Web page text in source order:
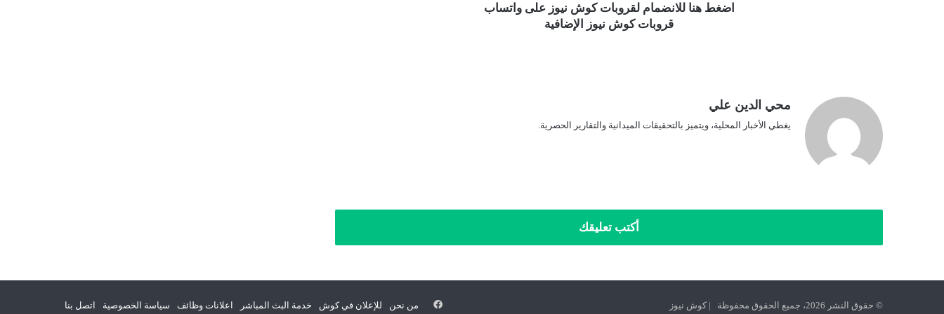
اضغط هنا للانضمام لقروبات كوش نيوز على واتساب
قروبات كوش نيوز الإضافية
محي الدين علي
يغطي الأخبار المحلية، ويتميز بالتحقيقات الميدانية والتقارير الحصرية.
أكتب تعليقك
© حقوق النشر 2026، جميع الحقوق محفوظة | كوش نيوز من نحن للإعلان في كوش خدمة البث المباشر اعلانات وظائف سياسة الخصوصية اتصل بنا فيسبوك